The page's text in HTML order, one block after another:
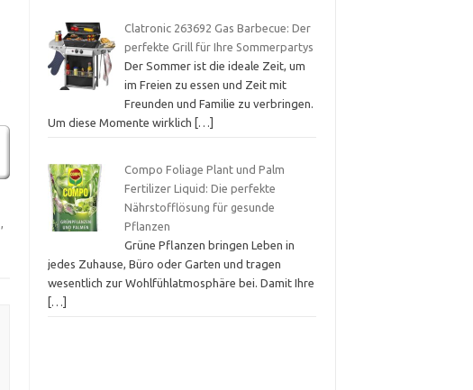
,
Clatronic 263692 Gas Barbecue: Der
perfekte Grill für Ihre Sommerpartys
Der Sommer ist die ideale Zeit, um
im Freien zu essen und Zeit mit
Freunden und Familie zu verbringen.
Um diese Momente wirklich
[…]
Compo Foliage Plant und Palm
Fertilizer Liquid: Die perfekte
Nährstofflösung für gesunde
Pflanzen
Grüne Pflanzen bringen Leben in
jedes Zuhause, Büro oder Garten und tragen
wesentlich zur Wohlfühlatmosphäre bei. Damit Ihre
[…]